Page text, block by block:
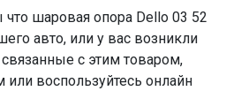
что шаровая опора Dello 03 52
авто, или у вас возникли
с этим товаром,
или воспользуйтесь онлайн